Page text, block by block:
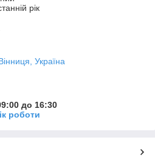
рік
Україна
до 16:30
роботи